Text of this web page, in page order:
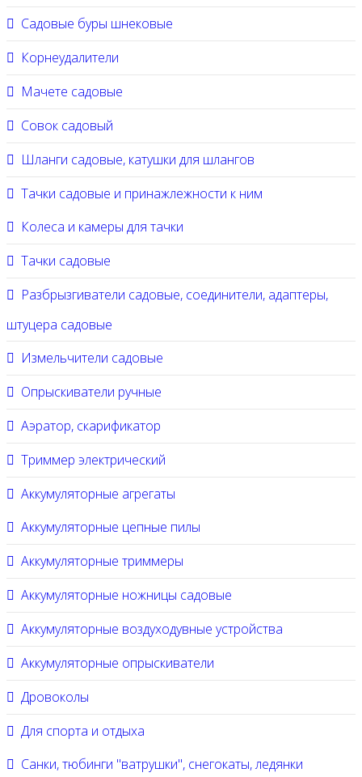
Садовые буры шнековые
Корнеудалители
Мачете садовые
Совок садовый
Шланги садовые, катушки для шлангов
Тачки садовые и принажлежности к ним
Колеса и камеры для тачки
Тачки садовые
Разбрызгиватели садовые, соединители, адаптеры,
штуцера садовые
Измельчители садовые
Опрыскиватели ручные
Аэратор, скарификатор
Триммер электрический
Аккумуляторные агрегаты
Аккумуляторные цепные пилы
Аккумуляторные триммеры
Аккумуляторные ножницы садовые
Аккумуляторные воздуходувные устройства
Аккумуляторные опрыскиватели
Дровоколы
Для спорта и отдыха
Санки, тюбинги "ватрушки", снегокаты, ледянки